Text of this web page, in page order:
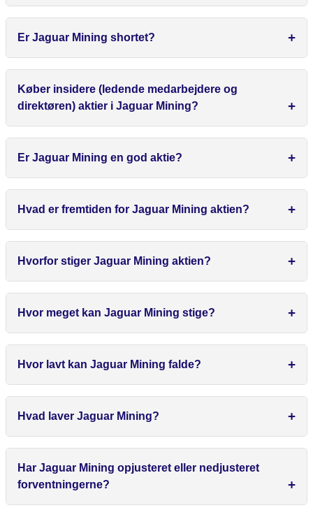
Er Jaguar Mining shortet?
Køber insidere (ledende medarbejdere og
direktøren) aktier i Jaguar Mining?
Er Jaguar Mining en god aktie?
Hvad er fremtiden for Jaguar Mining aktien?
Hvorfor stiger Jaguar Mining aktien?
Hvor meget kan Jaguar Mining stige?
Hvor lavt kan Jaguar Mining falde?
Hvad laver Jaguar Mining?
Har Jaguar Mining opjusteret eller nedjusteret
forventningerne?